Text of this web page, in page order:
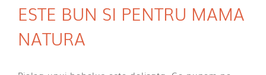
ESTE BUN SI PENTRU MAMA
NATURA